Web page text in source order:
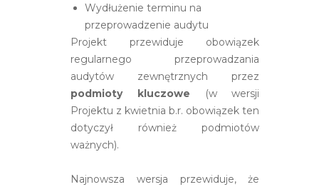
Wydłużenie terminu na
przeprowadzenie audytu
Projekt przewiduje obowiązek
regularnego przeprowadzania
audytów zewnętrznych przez
podmioty kluczowe (w wersji
Projektu z kwietnia b.r. obowiązek ten
dotyczył również podmiotów
ważnych).
Najnowsza wersja przewiduje, że